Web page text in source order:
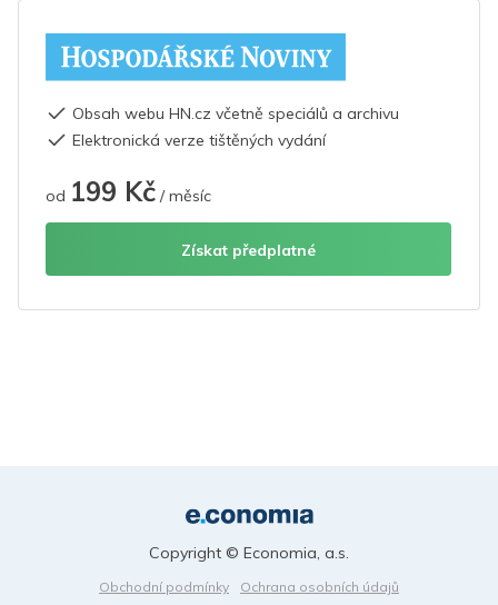
Obsah webu HN.cz včetně speciálů a archivu
Elektronická verze tištěných vydání
od 199 Kč / měsíc
Získat předplatné
Obchodní podmínky
Ochrana osobních údajů
Copyright © Economia, a.s.